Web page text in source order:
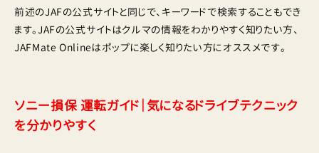
前述のJAFの公式サイトと同じで、キーワードで検索することもでき
ます。JAFの公式サイトはクルマの情報をわかりやすく知りたい方、
JAFMate Onlineはポップに楽しく知りたい方にオススメです。
ソニー損保 運転ガイド｜気になるドライブテクニック
を分かりやすく